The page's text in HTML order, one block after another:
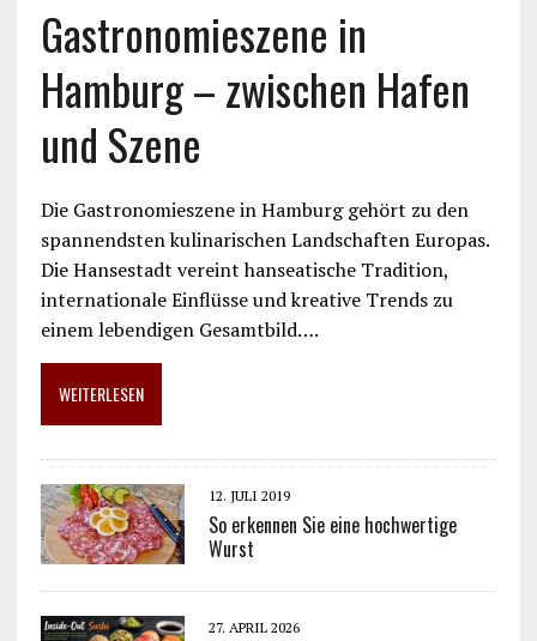
Gastronomieszene in
Hamburg – zwischen Hafen
und Szene
Die Gastronomieszene in Hamburg gehört zu den
spannendsten kulinarischen Landschaften Europas.
Die Hansestadt vereint hanseatische Tradition,
internationale Einflüsse und kreative Trends zu
einem lebendigen Gesamtbild….
WEITERLESEN
12. JULI 2019
So erkennen Sie eine hochwertige
Wurst
27. APRIL 2026